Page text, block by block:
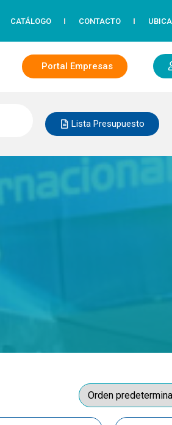
CATÁLOGO CONTACTO
Portal Empresas
Lista Presupuesto